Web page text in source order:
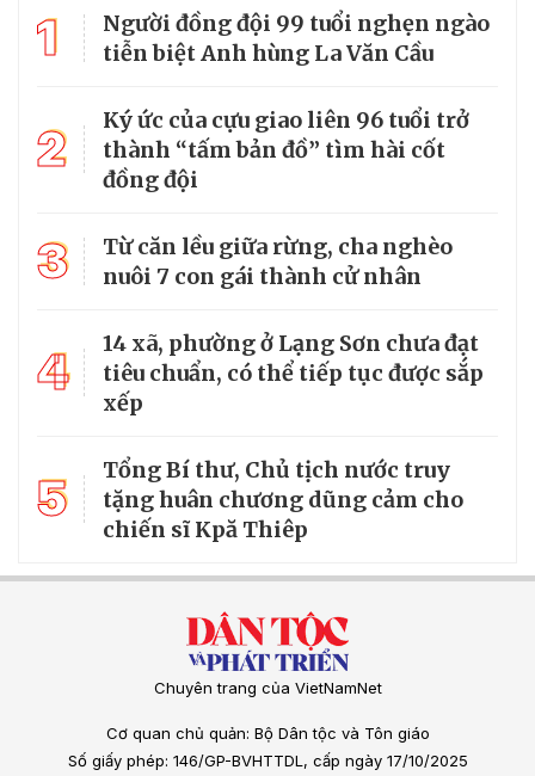
1
Người đồng đội 99 tuổi nghẹn ngào
tiễn biệt Anh hùng La Văn Cầu
2
Ký ức của cựu giao liên 96 tuổi trở
thành “tấm bản đồ” tìm hài cốt
đồng đội
3
Từ căn lều giữa rừng, cha nghèo
nuôi 7 con gái thành cử nhân
4
14 xã, phường ở Lạng Sơn chưa đạt
tiêu chuẩn, có thể tiếp tục được sắp
xếp
5
Tổng Bí thư, Chủ tịch nước truy
tặng huân chương dũng cảm cho
chiến sĩ Kpă Thiêp
Chuyên trang của VietNamNet
Cơ quan chủ quản: Bộ Dân tộc và Tôn giáo
Số giấy phép: 146/GP-BVHTTDL, cấp ngày 17/10/2025